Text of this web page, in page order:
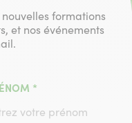
formations
et nos événements
*